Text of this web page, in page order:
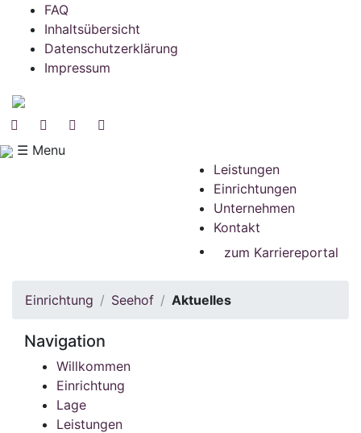
FAQ
Inhaltsübersicht
Datenschutzerklärung
Impressum
☰ Menu
Leistungen
Einrichtungen
Unternehmen
Kontakt
zum Karriereportal
Einrichtung Seehof Aktuelles
Navigation
Willkommen
Einrichtung
Lage
Leistungen